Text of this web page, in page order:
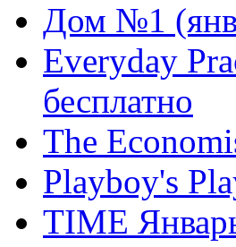
Дом №1
Everyday
бесплатно
The
Playboy's
TIME